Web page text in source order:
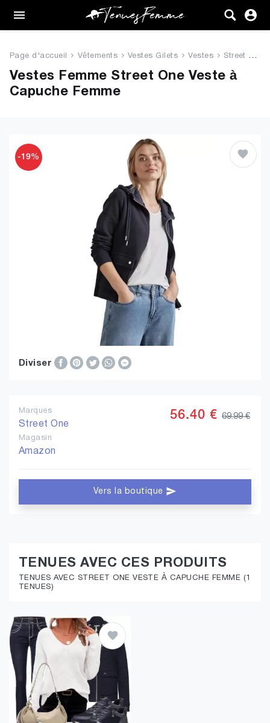
Femme
Vêtements
Chaussures
Accessoires
Page d'accueil Vêtements Vestes Gilets Vestes Street One Veste à Capuche Fe...
Vestes Femme Street One Veste à
Capuche Femme
-19%
Diviser
Marques
Street One
Magasin
Amazon
56.40 € 69.99 €
Vers la boutique
TENUES AVEC CES PRODUITS
TENUES AVEC STREET ONE VESTE À CAPUCHE FEMME (1
TENUES)